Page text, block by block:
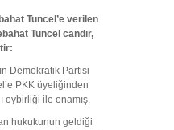
Tuncel’e verilen
Tuncel candır,
Demokratik Partisi
PKK üyeliğinden
oybirliği ile onamış.
hukukunun geldiği